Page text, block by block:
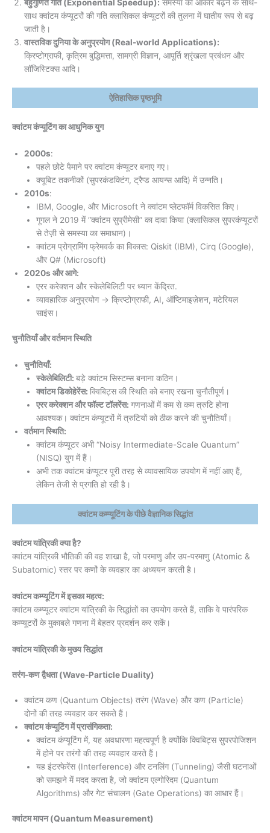
बहुगुणित गति (Exponential Speedup): समस्या का आकार बढ़ने के साथ-
साथ क्वांटम कंप्यूटरों की गति क्लासिकल कंप्यूटरों की तुलना में घातीय रूप से बढ़
जाती है।
वास्तविक दुनिया के अनुप्रयोग (Real-world Applications):
क्रिप्टोग्राफी, कृत्रिम बुद्धिमत्ता, सामग्री विज्ञान, आपूर्ति श्रृंखला प्रबंधन और
लॉजिस्टिक्स आदि।
ऐतिहासिक पृष्ठभूमि
क्वांटम कंप्यूटिंग का आधुनिक युग
2000s:
पहले छोटे पैमाने पर क्वांटम कंप्यूटर बनाए गए।
क्यूबिट तकनीकों (सुपरकंडक्टिंग, ट्रैप्ड आयन्स आदि) में उन्नति।
2010s:
IBM, Google, और Microsoft ने क्वांटम प्लेटफॉर्म विकसित किए।
गूगल ने 2019 में “क्वांटम सुप्रीमेसी” का दावा किया (क्लासिकल सुपरकंप्यूटरों
से तेज़ी से समस्या का समाधान)।
क्वांटम प्रोग्रामिंग फ्रेमवर्क का विकास: Qiskit (IBM), Cirq (Google),
और Q# (Microsoft)
2020s और आगे:
एरर करेक्शन और स्केलेबिलिटी पर ध्यान केंद्रित.
व्यावहारिक अनुप्रयोग → क्रिप्टोग्राफी, AI, ऑप्टिमाइज़ेशन, मटेरियल
साइंस।
चुनौतियाँ और वर्तमान स्थिति
चुनौतियाँ:
स्केलेबिलिटी: बड़े क्वांटम सिस्टम्स बनाना कठिन।
क्वांटम डिकोहेरेंस: क्विबिट्स की स्थिति को बनाए रखना चुनौतीपूर्ण।
एरर करेक्शन और फॉल्ट टॉलरेंस: गणनाओं में कम से कम त्रुटि होना
आवश्यक। क्वांटम कंप्यूटरों में त्रुटियों को ठीक करने की चुनौतियाँ।
वर्तमान स्थिति:
क्वांटम कंप्यूटर अभी “Noisy Intermediate-Scale Quantum”
(NISQ) युग में हैं।
अभी तक क्वांटम कंप्यूटर पूरी तरह से व्यावसायिक उपयोग में नहीं आए हैं,
लेकिन तेजी से प्रगति हो रही है।
क्वांटम कम्प्यूटिंग के पीछे वैज्ञानिक सिद्धांत
क्वांटम यांत्रिकी क्या है?
क्वांटम यांत्रिकी भौतिकी की वह शाखा है, जो परमाणु और उप-परमाणु (Atomic &
Subatomic) स्तर पर कणों के व्यवहार का अध्ययन करती है।
क्वांटम कम्प्यूटिंग में इसका महत्व:
क्वांटम कम्प्यूटर क्वांटम यांत्रिकी के सिद्धांतों का उपयोग करते हैं, ताकि वे पारंपरिक
कम्प्यूटरों के मुकाबले गणना में बेहतर प्रदर्शन कर सकें।
क्वांटम यांत्रिकी के मुख्य सिद्धांत
तरंग-कण द्वैधता (Wave-Particle Duality)
क्वांटम कण (Quantum Objects) तरंग (Wave) और कण (Particle)
दोनों की तरह व्यवहार कर सकते हैं।
क्वांटम कंप्यूटिंग में प्रासंगिकता:
क्वांटम कंप्यूटिंग में, यह अवधारणा महत्वपूर्ण है क्योंकि क्विबिट्स सुपरपोजिशन
में होने पर तरंगों की तरह व्यवहार करते हैं।
यह इंटरफेरेंस (Interference) और टनलिंग (Tunneling) जैसी घटनाओं
को समझने में मदद करता है, जो क्वांटम एल्गोरिदम (Quantum
Algorithms) और गेट संचालन (Gate Operations) का आधार हैं।
क्वांटम मापन (Quantum Measurement)